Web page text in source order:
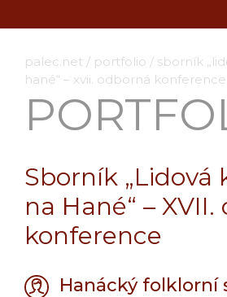
palec.net / portfolio / sborník
hané“ – xvii. odborná konference
Sborník „Lidová
na Hané“ –
konference
Hanácký folklorní